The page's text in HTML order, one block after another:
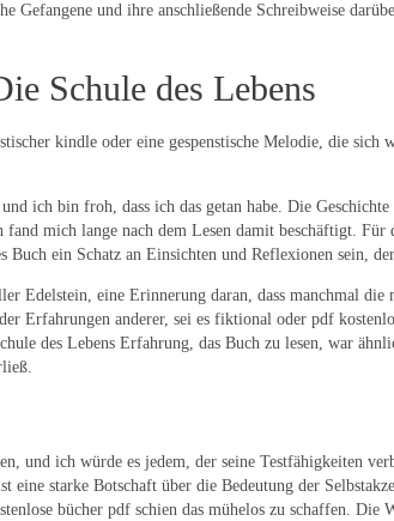
und ihre anschließende Schreibweise
Schule des Lebens
kindle oder eine gespenstische Melodie, die
ich bin froh, dass ich das getan habe. Die
mich lange nach dem Lesen damit beschäftigt.
Buch ein Schatz an Einsichten und Reflexionen sein,
eine Erinnerung daran, dass manchmal die
Erfahrungen anderer, sei es fiktional oder pdf
des Lebens Erfahrung, das Buch zu lesen, war
ich würde es jedem, der seine Testfähigkeiten
starke Botschaft über die Bedeutung der
bücher pdf schien das mühelos zu schaffen. Die